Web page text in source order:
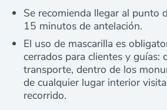
Se recomienda llegar al punto
15 minutos de antelación.
El uso de mascarilla es
cerrados para clientes y guías:
transporte, dentro de los
de cualquier lugar interior
recorrido.